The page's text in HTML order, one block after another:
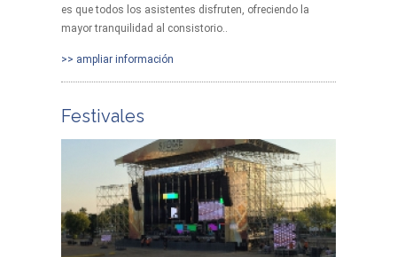
es que todos los asistentes disfruten, ofreciendo la
mayor tranquilidad al consistorio..
>> ampliar información
Festivales